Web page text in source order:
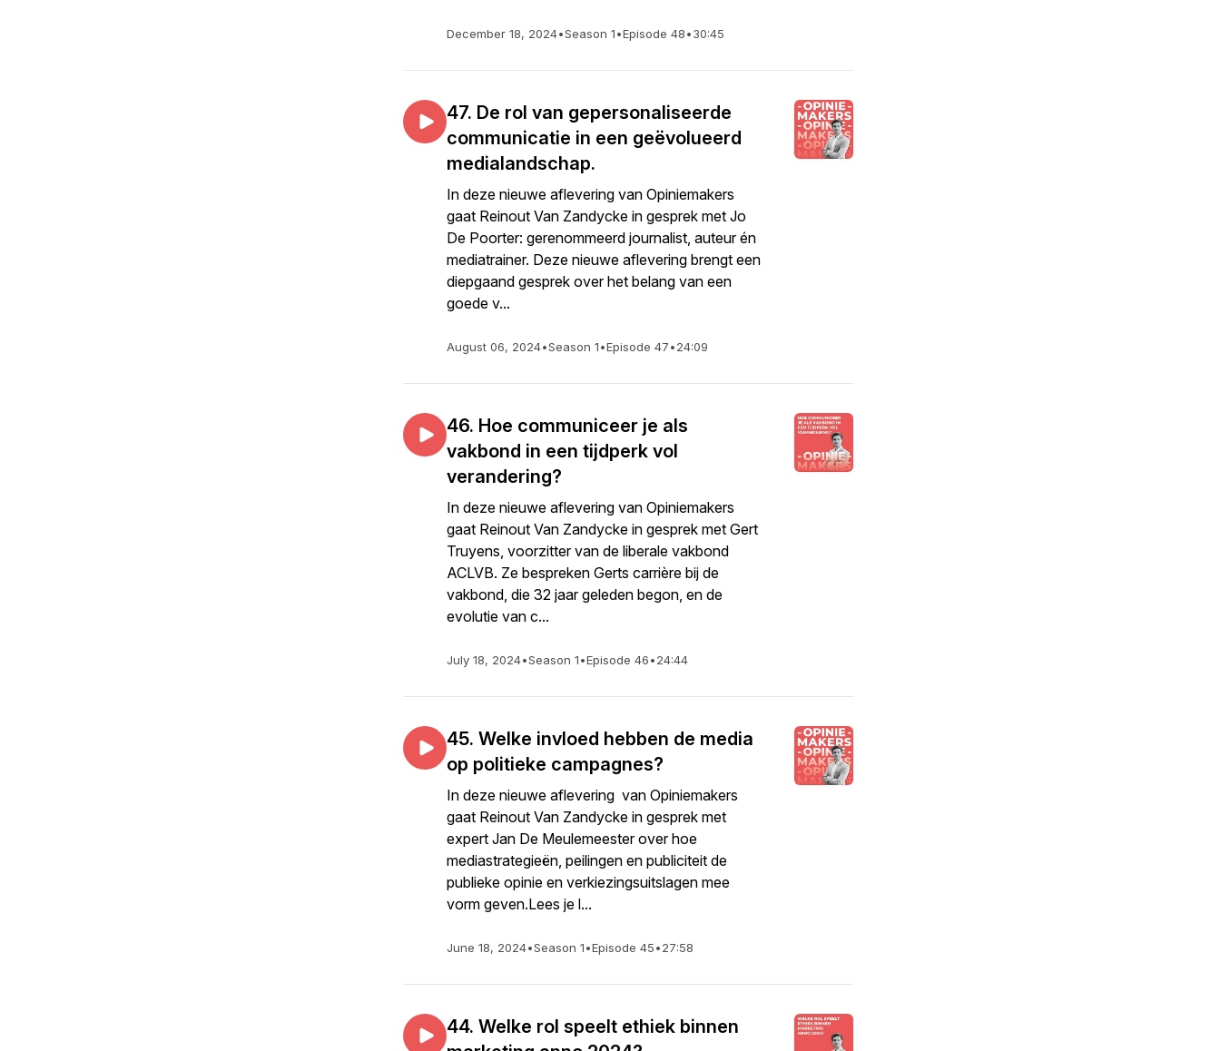
December 18, 2024•Season 1•Episode 48•30:45
47. De rol van gepersonaliseerde
communicatie in een geëvolueerd
medialandschap.
In deze nieuwe aflevering van Opiniemakers
gaat Reinout Van Zandycke in gesprek met Jo
De Poorter: gerenommeerd journalist, auteur én
mediatrainer. Deze nieuwe aflevering brengt een
diepgaand gesprek over het belang van een
goede v...
August 06, 2024•Season 1•Episode 47•24:09
46. Hoe communiceer je als
vakbond in een tijdperk vol
verandering?
In deze nieuwe aflevering van Opiniemakers
gaat Reinout Van Zandycke in gesprek met Gert
Truyens, voorzitter van de liberale vakbond
ACLVB. Ze bespreken Gerts carrière bij de
vakbond, die 32 jaar geleden begon, en de
evolutie van c...
July 18, 2024•Season 1•Episode 46•24:44
45. Welke invloed hebben de media
op politieke campagnes?
In deze nieuwe aflevering van Opiniemakers
gaat Reinout Van Zandycke in gesprek met
expert Jan De Meulemeester over hoe
mediastrategieën, peilingen en publiciteit de
publieke opinie en verkiezingsuitslagen mee
vorm geven.Lees je l...
June 18, 2024•Season 1•Episode 45•27:58
44. Welke rol speelt ethiek binnen